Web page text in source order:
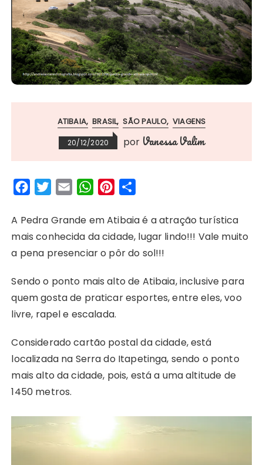
ATIBAIA BRASIL SÃO PAULO VIAGENS
20/12/2020 por Vanessa Valim
c
e
b
o
k
i
t
t
r
a
i
l
W
a
t
s
p
p
n
t
e
e
s
t
a
r
e
A Pedra Grande em Atibaia é a atração turística
mais conhecida da cidade, lugar lindo!!! Vale muito
a pena presenciar o pôr do sol!!!
Sendo o ponto mais alto de Atibaia, inclusive para
quem gosta de praticar esportes, entre eles, voo
livre, rapel e escalada.
Considerado cartão postal da cidade, está
localizada na Serra do Itapetinga, sendo o ponto
mais alto da cidade, pois, está a uma altitude de
1450 metros.